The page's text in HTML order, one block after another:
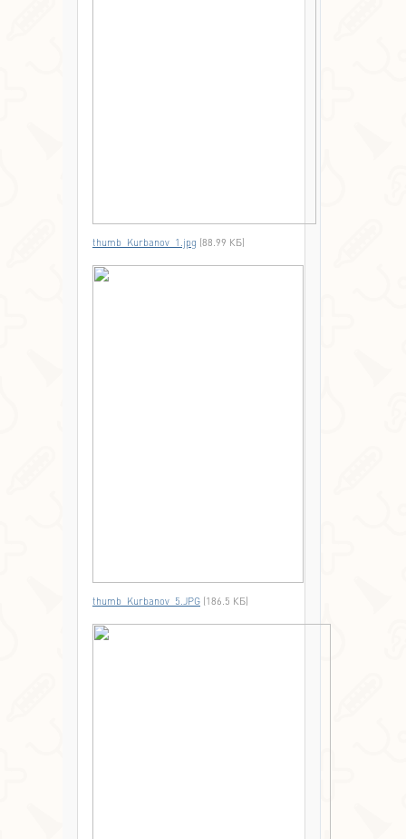
thumb_Kurbanov_1.jpg (88.99 КБ)
thumb_Kurbanov_5.JPG (186.5 КБ)